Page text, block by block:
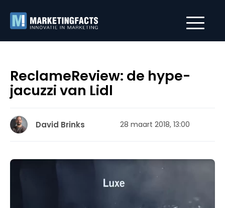
ReclameReview: de hype-
jacuzzi van Lidl
David Brinks 28 maart 2018, 13:00